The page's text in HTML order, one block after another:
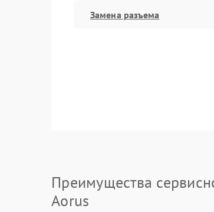
Замена разъема
Преимущества
Aorus